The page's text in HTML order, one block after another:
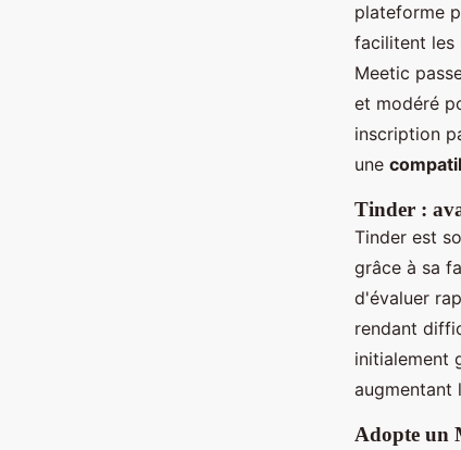
plateforme
facilitent les
Meetic
et modéré
inscription
une
Tinder :
Tinder est
grâce à sa
d'évaluer
rendant
initialement
augmentant
Adopte un